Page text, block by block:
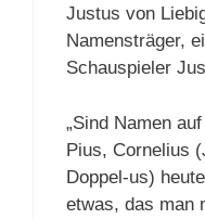
Justus von
Namensträger,
Schauspieler
„Sind Namen
Pius, Cornelius
Doppel-us)
etwas, das man